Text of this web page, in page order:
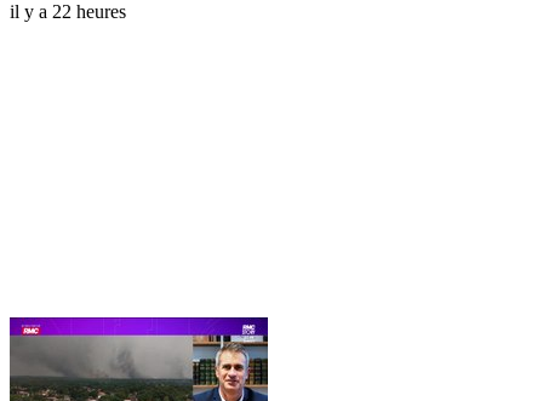
il y a 22 heures